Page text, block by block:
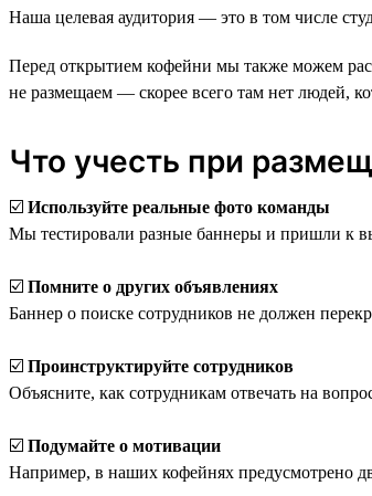
Наша целевая аудитория — это в том числе
Перед открытием кофейни мы также можем
не размещаем — скорее всего там нет людей,
Что учесть при
☑️️ Используйте реальные фото команды
Мы тестировали разные баннеры и пришли к
☑️ Помните о других объявлениях
Баннер о поиске сотрудников не должен
☑️ Проинструктируйте сотрудников
Объясните, как сотрудникам отвечать на
☑️ Подумайте о мотивации
Например, в наших кофейнях предусмотрено